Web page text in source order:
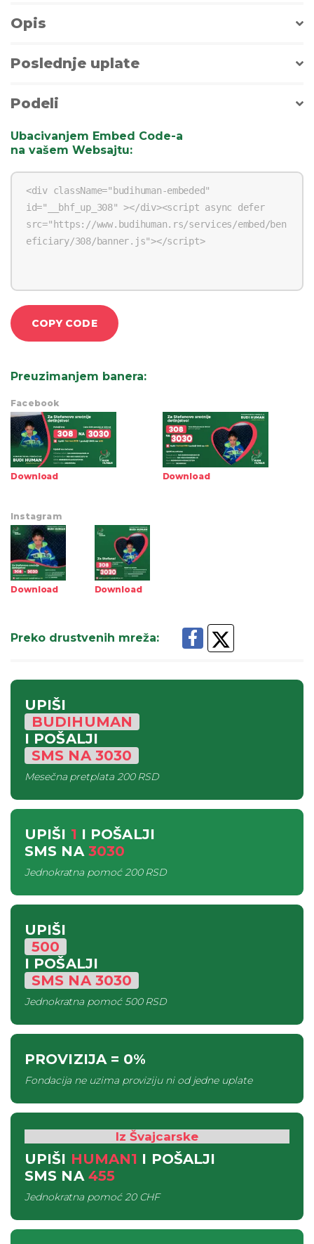
Opis
Poslednje uplate
Podeli
Ubacivanjem Embed Code-a
na vašem Websajtu:
COPY CODE
Preuzimanjem banera:
Facebook
Download Download
Instagram
Download Download
Preko drustvenih mreža:
UPIŠI
BUDIHUMAN
I POŠALJI
SMS NA3030
Mesečna pretplata200 RSD
UPIŠI 1 I POŠALJI
SMS NA 3030
Jednokratna pomoć200 RSD
UPIŠI
500
I POŠALJI
SMS NA3030
Jednokratna pomoć500 RSD
PROVIZIJA= 0%
Fondacija ne uzima proviziju ni od jedne uplate
Iz Švajcarske
UPIŠI HUMAN1 I POŠALJI
SMS NA 455
Jednokratna pomoć20 CHF